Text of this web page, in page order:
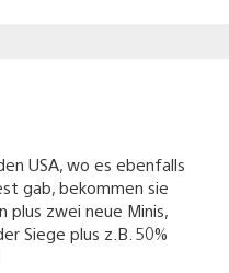
USA, wo es ebenfalls
gab, bekommen sie
plus zwei neue Minis,
Siege plus z.B. 50%